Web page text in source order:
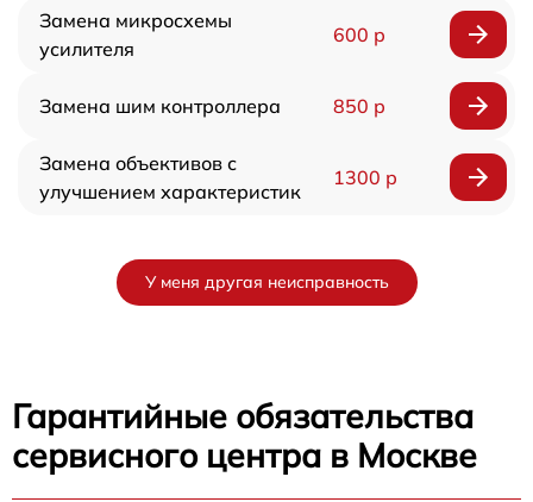
Замена микросхемы
усилителя
600 р
Замена шим контроллера 850 р
Замена объективов с
улучшением характеристик
1300 р
У меня другая неисправность
Гарантийные обязательства
сервисного центра в Москве